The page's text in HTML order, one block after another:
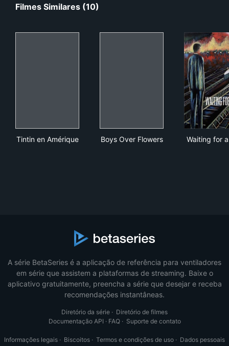
Filmes Similares (10)
Tintin en Amérique Boys Over Flowers Waiting for
A série BetaSeries é a aplicação de referência para ventiladores
em série que assistem a plataformas de streaming. Baixe o
aplicativo gratuitamente, preencha a série que desejar e receba
recomendações instantâneas.
Diretório da série · Diretório de filmes
Documentação API · FAQ· Suporte de contato
Informações legais · Biscoitos · Termos e condições de uso · Dados pessoais